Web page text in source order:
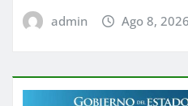
admin Ago 8, 2026